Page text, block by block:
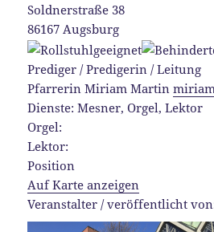
Soldnerstraße 38
86167 Augsburg
Prediger / Predigerin / Leitung
Pfarrerin Miriam Martin
Dienste: Mesner, Orgel, Lektor
Orgel:
Lektor:
Position
Auf Karte anzeigen
Veranstalter / veröffentlicht